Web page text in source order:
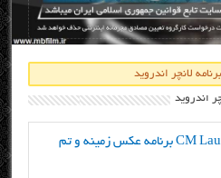
لانچر اندرويد
اندرويد
دانلود CM Launcher 3D 5.18.1 برنامه عکس زمینه و تم